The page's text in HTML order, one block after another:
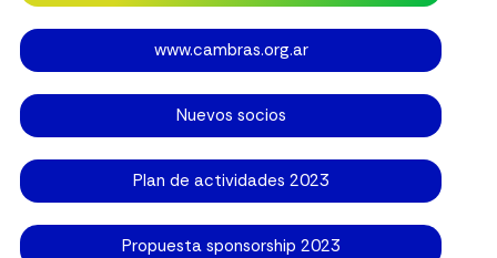
www.cambras.org.ar
Nuevos socios
Plan de actividades 2023
Propuesta sponsorship 2023